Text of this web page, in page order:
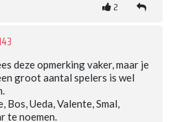
2
deze opmerking vaker, maar je
groot aantal spelers is wel
Bos, Ueda, Valente, Smal,
te noemen.